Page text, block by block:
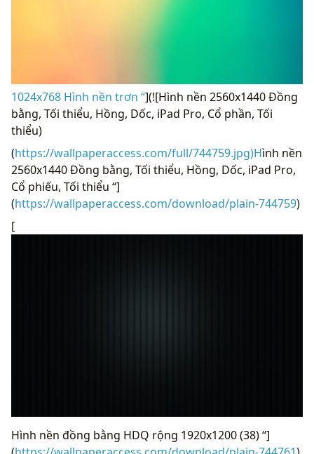
1024x768 Hình nền trơn “](![Hình nền 2560x1440 Đồng
bằng, Tối thiểu, Hồng, Dốc, iPad Pro, Cổ phần, Tối
thiểu)
(https://wallpaperaccess.com/full/744759.jpg)Hình nền
2560x1440 Đồng bằng, Tối thiểu, Hồng, Dốc, iPad Pro,
Cổ phiếu, Tối thiểu “]
(https://wallpaperaccess.com/download/plain-744759)
[
Hình nền đồng bằng HDQ rộng 1920x1200 (38) “]